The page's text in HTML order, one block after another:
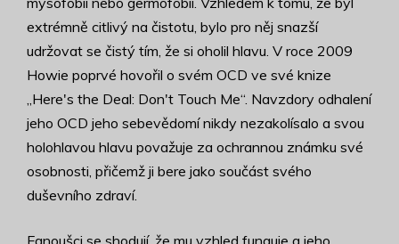
extrémně citlivý na čistotu, bylo pro něj snazší
udržovat se čistý tím, že si oholil hlavu. V roce 2009
Howie poprvé hovořil o svém OCD ve své knize
„Here's the Deal: Don't Touch Me“. Navzdory odhalení
jeho OCD jeho sebevědomí nikdy nezakolísalo a svou
holohlavou hlavu považuje za ochrannou známku své
osobnosti, přičemž ji bere jako součást svého
duševního zdraví.
Fanoušci se shodují, že mu vzhled funguje a jeho